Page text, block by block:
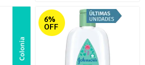
6%
OFF